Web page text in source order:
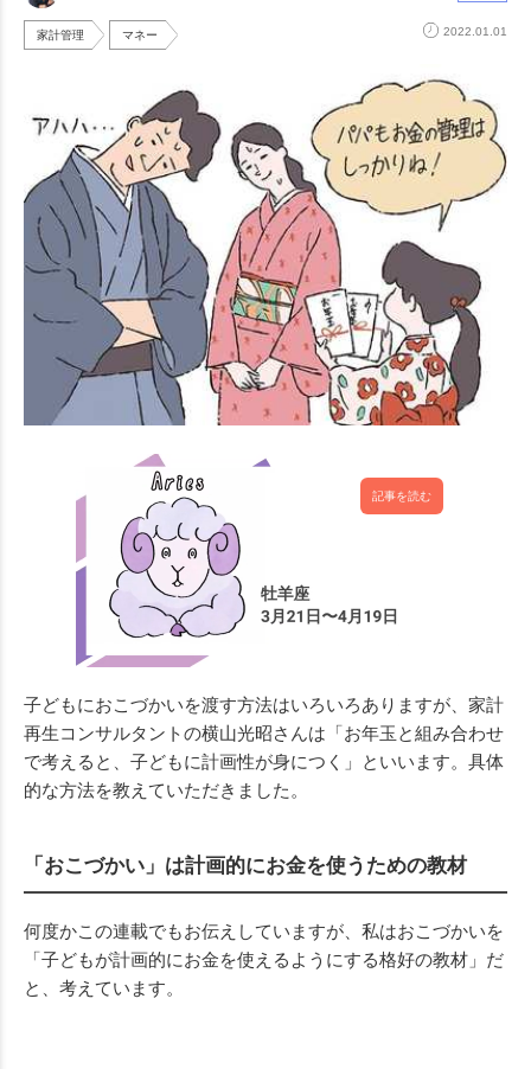
家計管理 マネー 2022.01.01
記事を読む
子どもにおこづかいを渡す方法はいろいろありますが、家計
再生コンサルタントの横山光昭さんは「お年玉と組み合わせ
で考えると、子どもに計画性が身につく」といいます。具体
的な方法を教えていただきました。
「おこづかい」は計画的にお金を使うための教材
何度かこの連載でもお伝えしていますが、私はおこづかいを
「子どもが計画的にお金を使えるようにする格好の教材」だ
と、考えています。